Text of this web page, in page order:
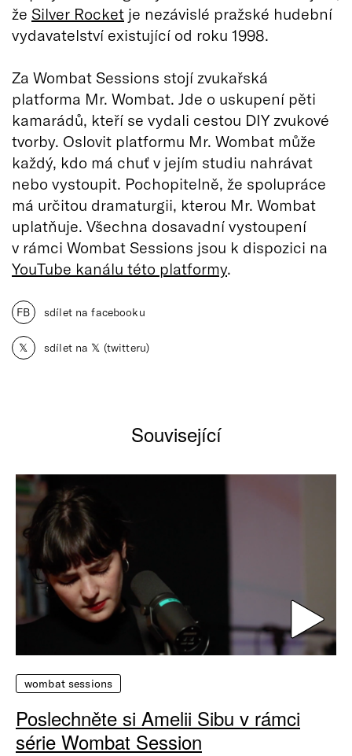
že Silver Rocket je nezávislé pražské hudební
vydavatelství existující od roku 1998.
Za Wombat Sessions stojí zvukařská
platforma Mr. Wombat. Jde o uskupení pěti
kamarádů, kteří se vydali cestou DIY zvukové
tvorby. Oslovit platformu Mr. Wombat může
každý, kdo má chuť v jejím studiu nahrávat
nebo vystoupit. Pochopitelně, že spolupráce
má určitou dramaturgii, kterou Mr. Wombat
uplatňuje. Všechna dosavadní vystoupení
v rámci Wombat Sessions jsou k dispozici na
YouTube kanálu této platformy.
FB sdílet na facebooku
𝕏 sdílet na 𝕏 (twitteru)
Související
wombat sessions
Poslechněte si Amelii Sibu v rámci
série Wombat Session